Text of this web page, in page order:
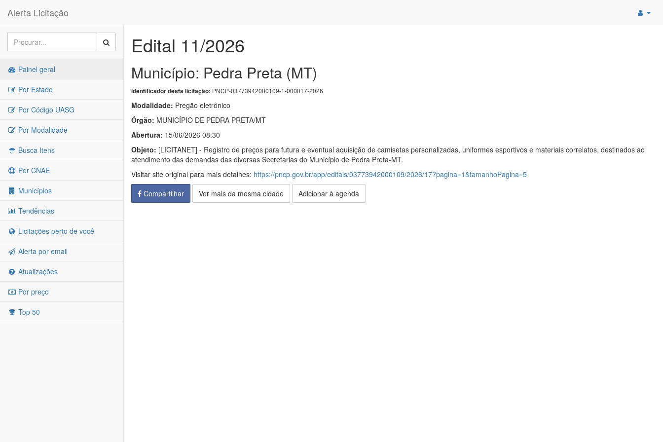
Alerta Licitação
Painel geral
Por Estado
Por Código UASG
Por Modalidade
Busca Itens
Por CNAE
Municípios
Tendências
Licitações perto de você
Alerta por email
Atualizações
Por preço
Top 50
Edital 11/2026
Município: Pedra Preta (MT)
Identificador desta licitação: PNCP-03773942000109-1-000017-2026
Modalidade: Pregão eletrônico
Órgão: MUNICÍPIO DE PEDRA PRETA/MT
Abertura: 15/06/2026 08:30
Objeto: [LICITANET] - Registro de preços para futura e eventual aquisição de camisetas personalizadas, uniformes esportivos e materiais correlatos, destinados ao
atendimento das demandas das diversas Secretarias do Município de Pedra Preta-MT.
Visitar site original para mais detalhes: https://pncp.gov.br/app/editais/03773942000109/2026/17?pagina=1&tamanhoPagina=5
Compartilhar
Ver mais da mesma cidade Adicionar à agenda